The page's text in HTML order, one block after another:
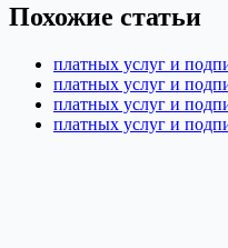
Похожие статьи
платных услуг и
платных услуг и
платных услуг и
платных услуг и